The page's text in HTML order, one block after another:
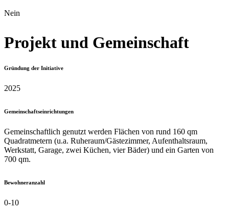
Nein
Projekt und Gemeinschaft
Gründung der Initiative
2025
Gemeinschafts­einrichtungen
Gemeinschaftlich genutzt werden Flächen von rund 160 qm
Quadratmetern (u.a. Ruheraum/Gästezimmer, Aufenthaltsraum,
Werkstatt, Garage, zwei Küchen, vier Bäder) und ein Garten von
700 qm.
Bewohneranzahl
0-10